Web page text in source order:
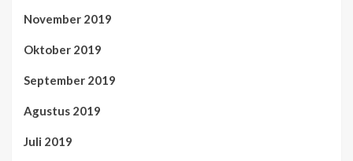
November 2019
Oktober 2019
September 2019
Agustus 2019
Juli 2019